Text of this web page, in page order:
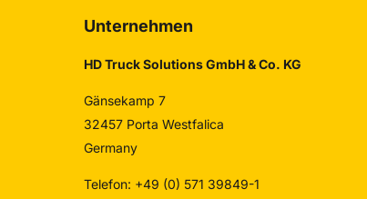
Unternehmen
HD Truck Solutions GmbH & Co. KG
Gänsekamp 7
32457 Porta Westfalica
Germany
Telefon: +49 (0) 571 39849-1